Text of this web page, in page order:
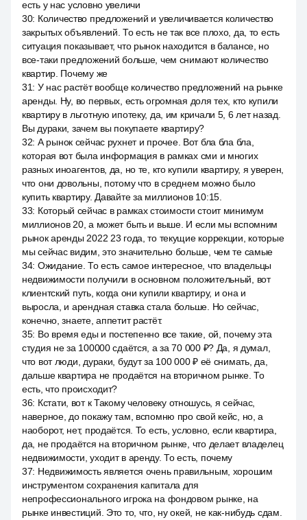
есть у нас условно увеличи
30: Количество предложений и увеличивается количество
закрытых объявлений. То есть не так все плохо, да, то есть
ситуация показывает, что рынок находится в балансе, но
все-таки предложений больше, чем снимают количество
квартир. Почему же
31: У нас растёт вообще количество предложений на рынке
аренды. Ну, во первых, есть огромная доля тех, кто купили
квартиру в льготную ипотеку, да, им кричали 5, 6 лет назад.
Вы дураки, зачем вы покупаете квартиру?
32: А рынок сейчас рухнет и прочее. Вот бла бла бла,
которая вот была информация в рамках сми и многих
разных иноагентов, да, но те, кто купили квартиру, я уверен,
что они довольны, потому что в среднем можно было
купить квартиру. Давайте за миллионов 10:15.
33: Который сейчас в рамках стоимости стоит минимум
миллионов 20, а может быть и выше. И если мы вспомним
рынок аренды 2022 23 года, то текущие коррекции, которые
мы сейчас видим, это значительно больше, чем те самые
34: Ожидание. То есть самое интересное, что владельцы
недвижимости получили в основном положительный, вот
клиентский путь, когда они купили квартиру, и она и
выросла, и арендная ставка стала больше. Но сейчас,
конечно, знаете, аппетит растёт.
35: Во время еды и постепенно все такие, ой, почему эта
студия не за 100000 сдаётся, а за 70 000 ₽? Да, я думал,
что вот люди, дураки, будут за 100 000 ₽ её снимать, да,
дальше квартира не продаётся на вторичном рынке. То
есть, что происходит?
36: Кстати, вот к Такому человеку отношусь, я сейчас,
наверное, до покажу там, вспомню про свой кейс, но, а
наоборот, нет, продаётся. То есть, условно, если квартира,
да, не продаётся на вторичном рынке, что делает владелец
недвижимости, уходит в аренду. То есть, почему
37: Недвижимость является очень правильным, хорошим
инструментом сохранения капитала для
непрофессионального игрока на фондовом рынке, на
рынке инвестиций. Это то, что, ну окей, не как-нибудь сдам.